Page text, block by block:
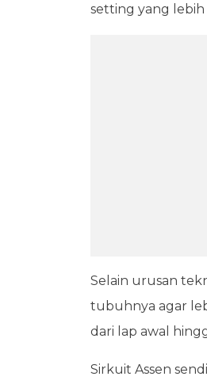
setting yang lebih
Selain urusan
tubuhnya agar
dari lap awal
Sirkuit Assen